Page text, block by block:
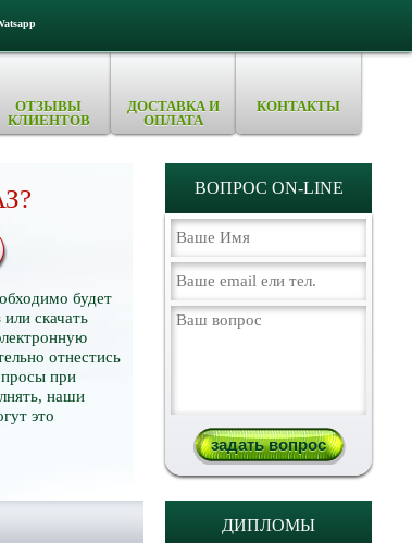
ОТЗЫВЫ
КЛИЕНТОВ
ДОСТАВКА И
ОПЛАТА
КОНТАКТЫ
будет
скачать
отнестись
при
наши
это
ВОПРОС ON-LINE
ДИПЛОМЫ